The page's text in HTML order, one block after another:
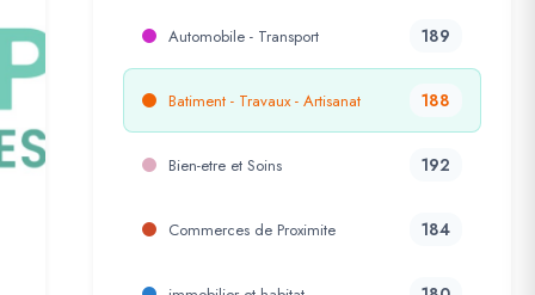
Automobile - Transport 189
Batiment - Travaux - Artisanat 188
Bien-etre et Soins 192
Commerces de Proximite 184